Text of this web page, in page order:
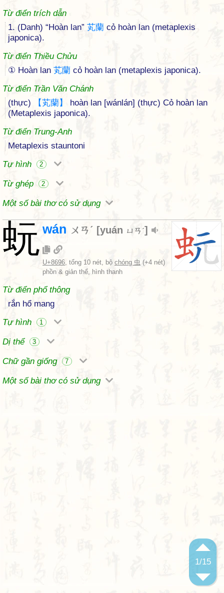
1/15
Từ điển trích dẫn
1. (Danh) “Hoàn lan” 芄蘭 cỏ hoàn lan (metaplexis
japonica).
Từ điển Thiều Chửu
① Hoàn lan 芄蘭 cỏ hoàn lan (metaplexis japonica).
Từ điển Trần Văn Chánh
(thực)
【芄蘭】
hoàn lan [wánlán] (thực) Cỏ hoàn lan
(Metaplexis japonica).
Từ điển Trung-Anh
Metaplexis stauntoni
Tự hình
2
Từ ghép 2
Một số bài thơ có sử dụng
蚖 wán ㄨㄢˊ [yuán ㄩㄢˊ]
U+8696, tổng 10 nét, bộ chóng 虫 (+4 nét)
phồn & giản thể, hình thanh
Từ điển phổ thông
rắn hổ mang
Tự hình
1
Dị thể 3
Chữ gần giống 7
Một số bài thơ có sử dụng